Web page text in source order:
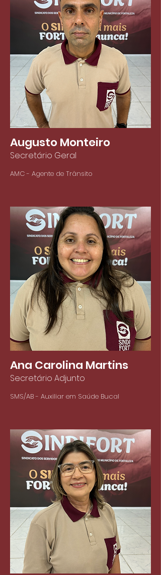
Augusto Monteiro
Secretário Geral
AMC - Agente de Trânsito
Ana Carolina Martins
Secretário Adjunto
SMS/AB - Auxiliar em Saúde Bucal